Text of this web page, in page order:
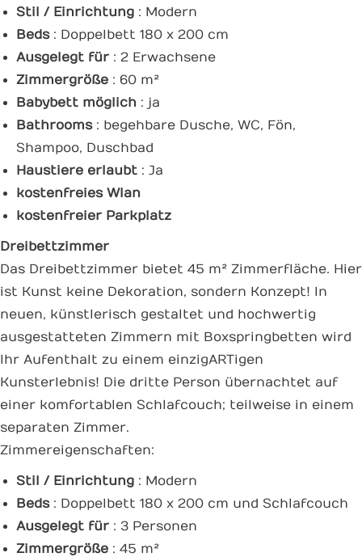
Stil / Einrichtung : Modern
Beds: Doppelbett 180 x 200 cm
Ausgelegt für : 2 Erwachsene
Zimmergröße : 60 m²
Babybett möglich : ja
Bathrooms: begehbare Dusche, WC, Fön,
Shampoo, Duschbad
Haustiere erlaubt : Ja
kostenfreies Wlan
kostenfreier Parkplatz
Dreibettzimmer
Das Dreibettzimmer bietet 45 m² Zimmerfläche. Hier
ist Kunst keine Dekoration, sondern Konzept! In
neuen, künstlerisch gestaltet und hochwertig
ausgestatteten Zimmern mit Boxspringbetten wird
Ihr Aufenthalt zu einem einzigARTigen
Kunsterlebnis! Die dritte Person übernachtet auf
einer komfortablen Schlafcouch; teilweise in einem
separaten Zimmer.
Zimmereigenschaften:
Stil / Einrichtung : Modern
Beds: Doppelbett 180 x 200 cm und Schlafcouch
Ausgelegt für : 3 Personen
Zimmergröße : 45 m²